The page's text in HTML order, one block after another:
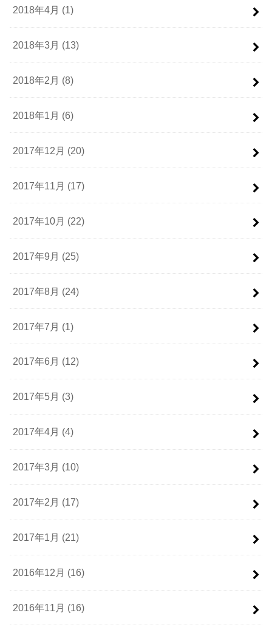
2018年4月 (1)
2018年3月 (13)
2018年2月 (8)
2018年1月 (6)
2017年12月 (20)
2017年11月 (17)
2017年10月 (22)
2017年9月 (25)
2017年8月 (24)
2017年7月 (1)
2017年6月 (12)
2017年5月 (3)
2017年4月 (4)
2017年3月 (10)
2017年2月 (17)
2017年1月 (21)
2016年12月 (16)
2016年11月 (16)